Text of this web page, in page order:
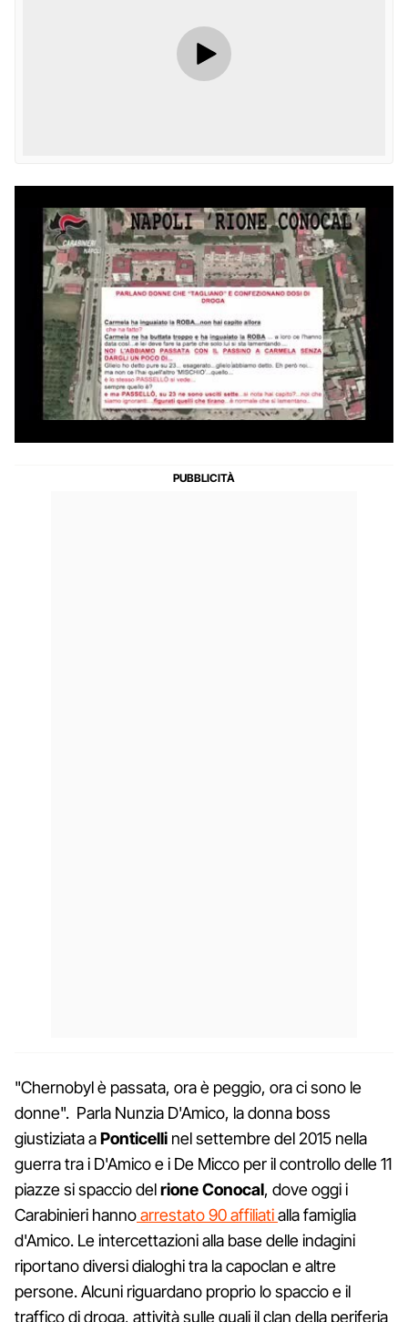
"Chernobyl è passata, ora è peggio, ora ci sono le
donne". Parla Nunzia D'Amico, la donna boss
giustiziata aPonticelli nel settembre del 2015 nella
guerra tra i D'Amico e i De Micco per il controllo delle 11
piazze si spaccio delrione Conocal, dove oggi i
Carabinieri hannoarrestato 90 affiliatialla famiglia
d'Amico. Le intercettazioni alla base delle indagini
riportano diversi dialoghi tra la capoclan e altre
persone. Alcuni riguardano proprio lo spaccio e il
traffico di droga, attività sulle quali il clan della periferia